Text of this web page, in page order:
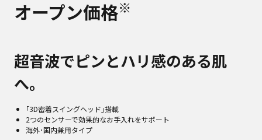
オープン価格※
超音波でピンとハリ感のある肌
へ。
｢3D密着スイングヘッド｣搭載
2つのセンサーで効果的なお手入れをサポート
海外･国内兼用タイプ